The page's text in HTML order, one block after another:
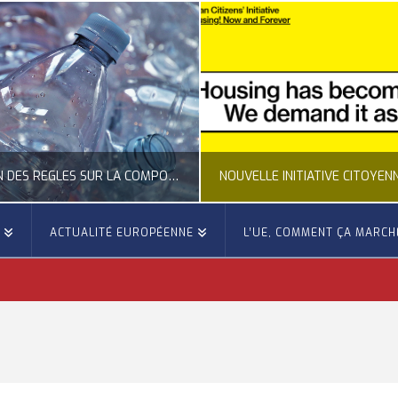
NOUVELLE INITIATIVE CITOYENNE EUROPÉENNE SUR LE LOGEMENT
ACTUALITÉ DE LA REPRÉSENTATION D’OCCITANIE EUROPE, CITOYENNETÉ, LOGEMENT ACTION EXTÉRIEURE, ACTUALITÉ DE
ACTUALITÉ EUROPÉENNE L’UE, COMMENT ÇA